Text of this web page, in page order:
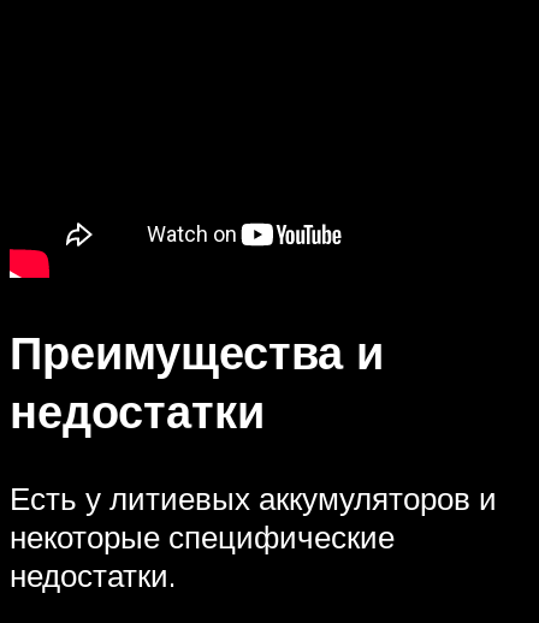
Преимущества и
недостатки
Есть у литиевых аккумуляторов и
некоторые специфические
недостатки.